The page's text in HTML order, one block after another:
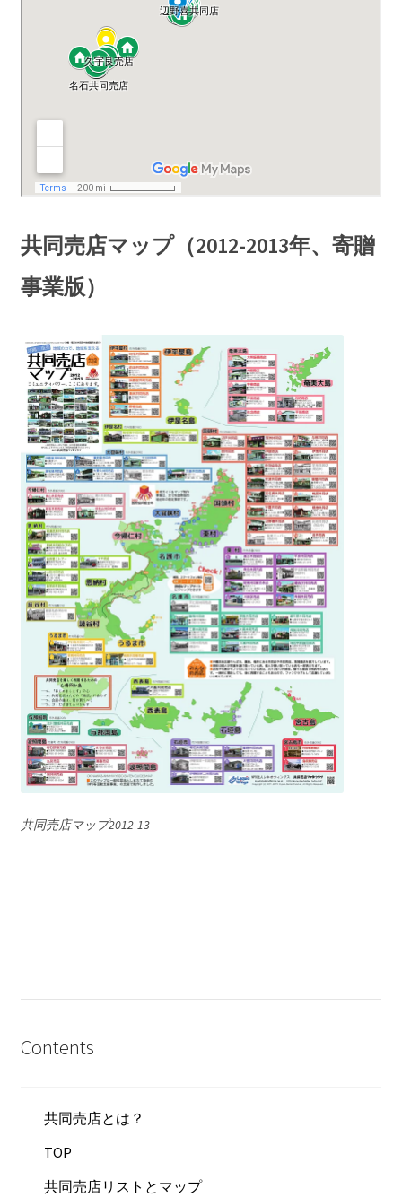
共同売店マップ（2012-2013年、寄贈
事業版）
共同売店マップ2012-13
Contents
共同売店とは？
TOP
共同売店リストとマップ